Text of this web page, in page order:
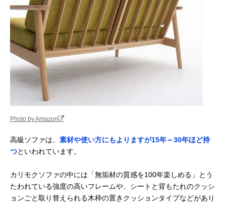
Photo by Amazon
高級ソファは、 素材や使い方にもよりますが15年～30年ほど持
つといわれています。
カリモクソファの中には「無垢材の質感を100年楽しめる」とう
たわれている強度の高いフレームや、シートと背もたれのクッシ
ョンごと取り替えられる木枠の置きクッションタイプなどがあり